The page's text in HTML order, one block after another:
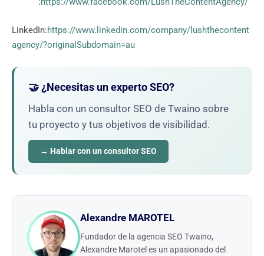
LinkedIn:https://www.linkedin.com/company/lushthecontent
agency/?originalSubdomain=au
🤝 ¿Necesitas un experto SEO?
Habla con un consultor SEO de Twaino sobre
tu proyecto y tus objetivos de visibilidad.
→ Hablar con un consultor SEO
Alexandre MAROTEL
Fundador de la agencia SEO Twaino,
Alexandre Marotel es un apasionado del